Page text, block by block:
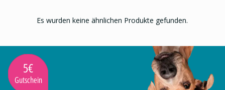
Es wurden keine ähnlichen Produkte gefunden.
5€
Gutschein